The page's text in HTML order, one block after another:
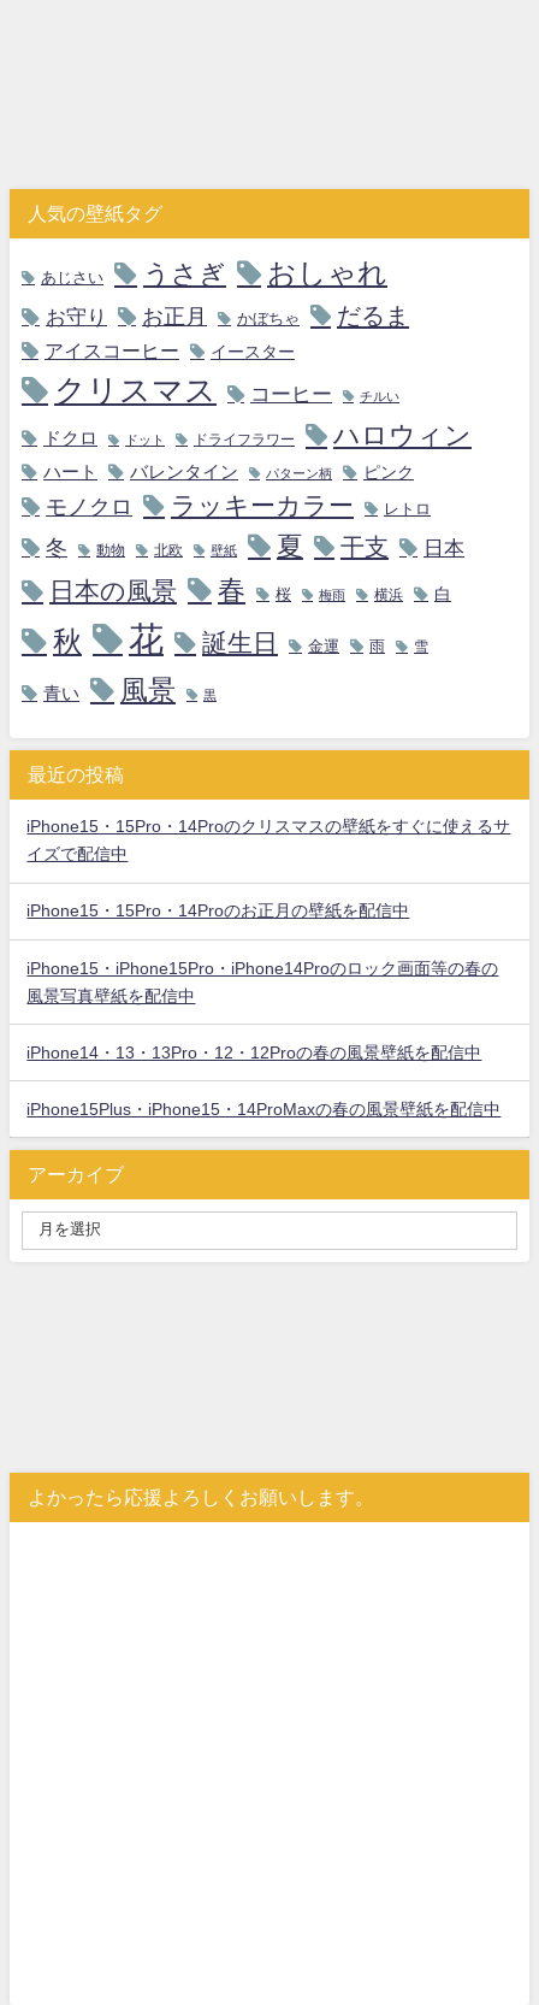
人気の壁紙タグ
あじさい うさぎ おしゃれ
お守り お正月 かぼちゃ だるま
アイスコーヒー イースター
クリスマス コーヒー チルい
ドクロ ドット ドライフラワー ハロウィン
ハート バレンタイン パターン柄 ピンク
モノクロ ラッキーカラー レトロ
冬 動物 北欧 壁紙 夏 干支 日本
日本の風景 春 桜 梅雨 横浜 白
秋 花 誕生日 金運 雨 雪
青い 風景 黒
最近の投稿
iPhone15・15Pro・14Proのクリスマスの壁紙をすぐに使えるサ
イズで配信中
iPhone15・15Pro・14Proのお正月の壁紙を配信中
iPhone15・iPhone15Pro・iPhone14Proのロック画面等の春の
風景写真壁紙を配信中
iPhone14・13・13Pro・12・12Proの春の風景壁紙を配信中
iPhone15Plus・iPhone15・14ProMaxの春の風景壁紙を配信中
アーカイブ
よかったら応援よろしくお願いします。